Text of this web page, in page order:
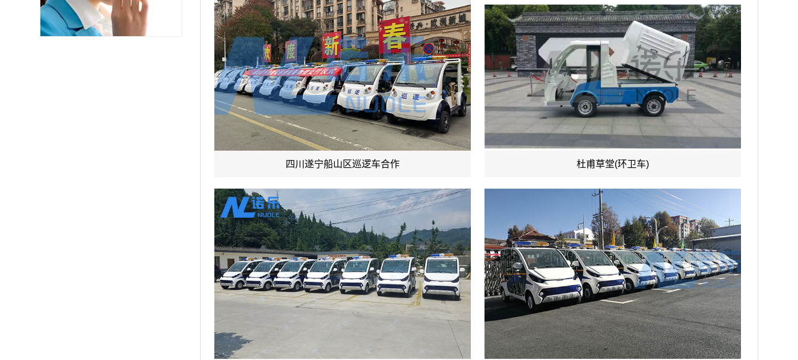
四川成都 136****0045 扫地车15辆已发货
广东佛山 134****2010 观光车2辆已发货
四川遂宁船山区巡逻车合作 杜甫草堂(环卫车)